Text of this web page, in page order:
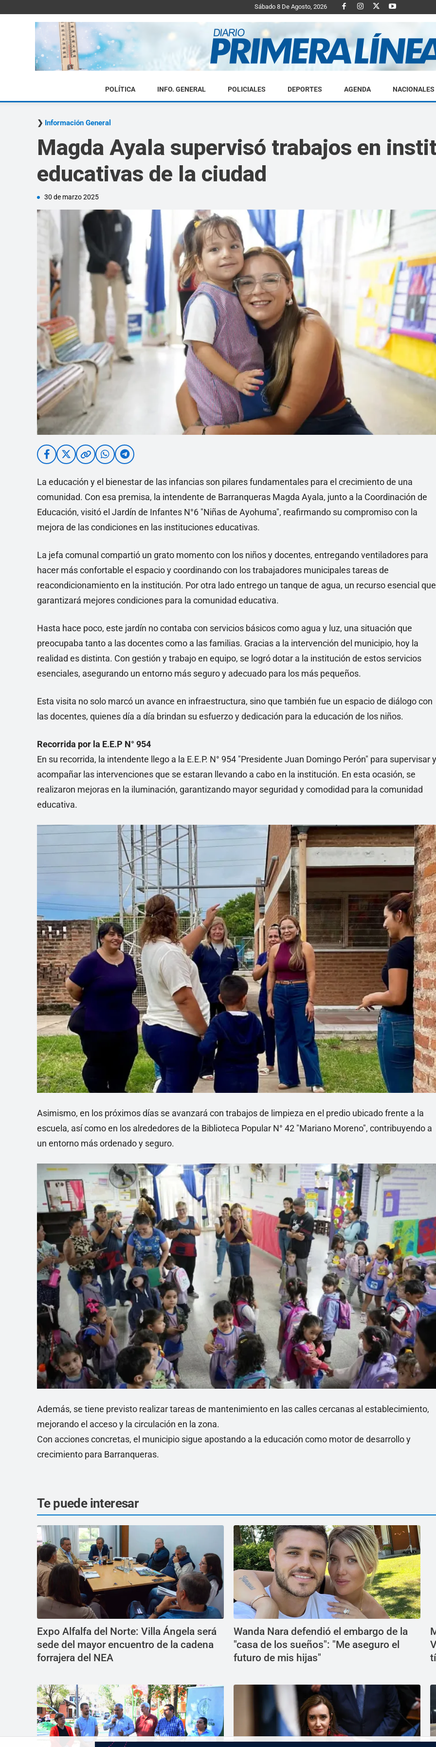
Sábado 8 De Agosto, 2026
Diario
POLÍTICA INFO. GENERAL POLICIALES DEPORTES AGENDA NACIONALES
Información General
Magda Ayala supervisó trabajos en
educativas de la ciudad
30 de marzo 2025
La educación y el bienestar de las infancias son pilares fundamentales para el crecimiento de una
comunidad. Con esa premisa, la intendente de Barranqueras Magda Ayala, junto a la Coordinación de
Educación, visitó el Jardín de Infantes N°6 "Niñas de Ayohuma", reafirmando su compromiso con la
mejora de las condiciones en las instituciones educativas.
La jefa comunal compartió un grato momento con los niños y docentes, entregando ventiladores para
hacer más confortable el espacio y coordinando con los trabajadores municipales tareas de
reacondicionamiento en la institución. Por otra lado entrego un tanque de agua, un recurso esencial que
garantizará mejores condiciones para la comunidad educativa.
Hasta hace poco, este jardín no contaba con servicios básicos como agua y luz, una situación que
preocupaba tanto a las docentes como a las familias. Gracias a la intervención del municipio, hoy la
realidad es distinta. Con gestión y trabajo en equipo, se logró dotar a la institución de estos servicios
esenciales, asegurando un entorno más seguro y adecuado para los más pequeños.
Esta visita no solo marcó un avance en infraestructura, sino que también fue un espacio de diálogo con
las docentes, quienes día a día brindan su esfuerzo y dedicación para la educación de los niños.
Recorrida por la E.E.P N° 954
En su recorrida, la intendente llego a la E.E.P. N° 954 "Presidente Juan Domingo Perón" para supervisar y
acompañar las intervenciones que se estaran llevando a cabo en la institución. En esta ocasión, se
realizaron mejoras en la iluminación, garantizando mayor seguridad y comodidad para la comunidad
educativa.
Asimismo, en los próximos días se avanzará con trabajos de limpieza en el predio ubicado frente a la
escuela, así como en los alrededores de la Biblioteca Popular N° 42 "Mariano Moreno", contribuyendo a
un entorno más ordenado y seguro.
Además, se tiene previsto realizar tareas de mantenimiento en las calles cercanas al establecimiento,
mejorando el acceso y la circulación en la zona.
Con acciones concretas, el municipio sigue apostando a la educación como motor de desarrollo y
crecimiento para Barranqueras.
Te puede interesar
Expo Alfalfa del Norte: Villa Ángela será
sede del mayor encuentro de la cadena
forrajera del NEA
Wanda Nara defendió el embargo de la
"casa de los sueños": "Me aseguro el
futuro de mis hijas"